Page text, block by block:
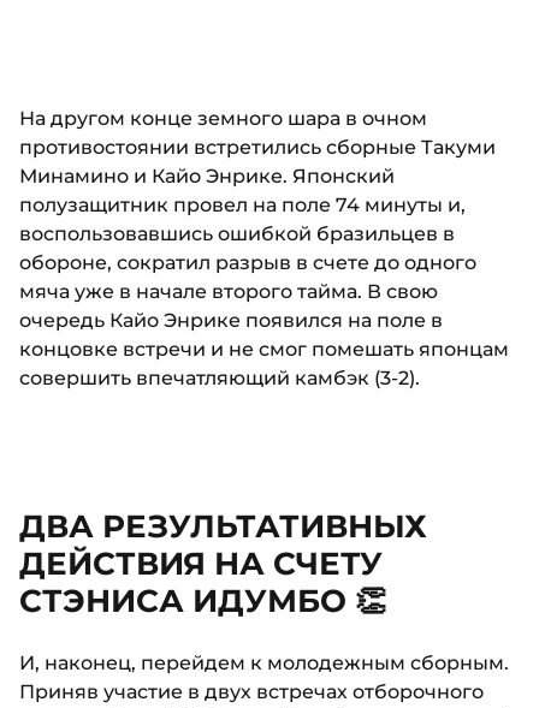
На другом конце земного шара в очном
противостоянии встретились сборные Такуми
Минамино и Кайо Энрике. Японский
полузащитник провел на поле 74 минуты и,
воспользовавшись ошибкой бразильцев в
обороне, сократил разрыв в счете до одного
мяча уже в начале второго тайма. В свою
очередь Кайо Энрике появился на поле в
концовке встречи и не смог помешать японцам
совершить впечатляющий камбэк (3-2).
ДВА РЕЗУЛЬТАТИВНЫХ
ДЕЙСТВИЯ НА СЧЕТУ
СТЭНИСА ИДУМБО 👏
И, наконец, перейдем к молодежным сборным.
Приняв участие в двух встречах отборочного